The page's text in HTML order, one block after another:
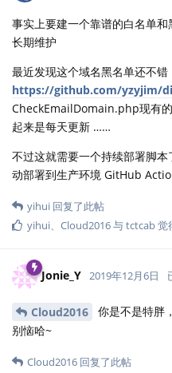
事实上要建一个靠谱的白名单
长期维护
最近发现这个域名黑名单还不错
https://github.com/yzyjim/
CheckEmailDomain.php现有
起来是每天更新 ……
不过这就需要一个持续部署脚
动部署到生产环境 GitHub
yihui 回复了此帖
yihui
Cloud2016与tctcab觉
Jonie_Y 2019年12月6日
Cloud2016
你是不是特胖
别恼哈~
Cloud2016 回复了此帖